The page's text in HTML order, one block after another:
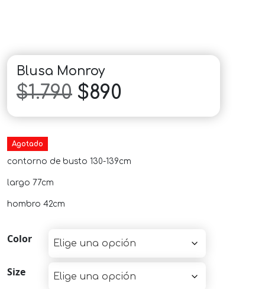
Blusa Monroy
$1.790 El
precio
$890
precio
Agotado
contorno de busto 130-139cm
largo 77cm
hombro 42cm
Color
Size